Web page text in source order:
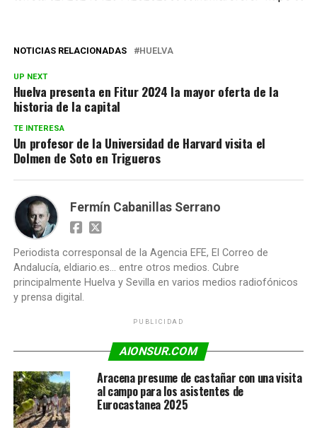
NOTICIAS RELACIONADAS HUELVA
UP NEXT
Huelva presenta en Fitur 2024 la mayor oferta de la
historia de la capital
TE INTERESA
Un profesor de la Universidad de Harvard visita el
Dolmen de Soto en Trigueros
Fermín Cabanillas Serrano
Periodista corresponsal de la Agencia EFE, El Correo de
Andalucía, eldiario.es... entre otros medios. Cubre
principalmente Huelva y Sevilla en varios medios radiofónicos
y prensa digital.
PUBLICIDAD
AIONSUR.COM
Aracena presume de castañar con una visita
al campo para los asistentes de
Eurocastanea 2025